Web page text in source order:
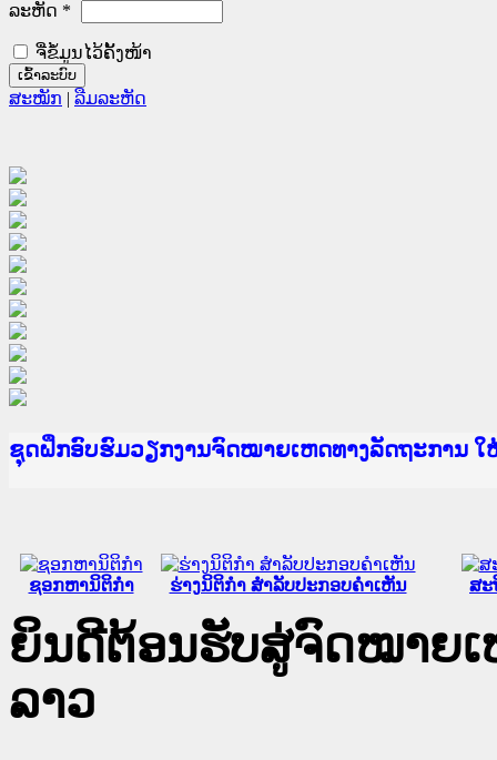
ລະຫັດ *
ຈື່ຂໍ້ມູນໄວ້ຄັ້ງໜ້າ
ສະໝັກ | ລືມລະຫັດ
Ministry of Justice Lao PDR
ເຜີຍແຜ່ວັບໄຊຈົດໝາຍເຫດທາງລັດຖະການ ແລະ ແອັ
ກະຊວງຍຸຕິທຳ
ຊຸດຝຶກອົບຮົມວຽກງານຈົດໝາຍເຫດທາງລັດຖະການ
ກອງປະຊຸມທົບທວນຄືນການຈັດຕັ້ງປະຕິບັດວຽກງານຈົ
ຝຶກອົບຮົມ ຜູ່ປະສານງານວຽກງານຈົດໝາຍເຫດທາງລັ
ຝຶກອົບຮົມ ຜູ່ປະສານງານວຽກງານຈົດໝາຍເຫດທາງລັ
ເຜີຍແຜ່ແອັບກົດໝາຍລາວ ແລະ ເວັບໄຊຈົດໝາຍເຫດ
ເຜີຍແຜ່ແອັບກົດໝາຍລາວ ແລະ ເວັບໄຊຈົດໝາຍເຫດ
ຍົກລະດັບວຽກງານຈົດໝາຍເຫດທາງລັດຖະການໃຫ້ຜູ້
ຊຸດຝຶກອົບຮົມວຽກງານຈົດໝາຍເຫດທາງລັດຖະການ ໃ
ຊອກຫານິຕິກໍາ ຮ່າງນິຕິກໍາ ສໍາລັບປະກອບຄໍາເຫັນ ສະ
ຍິນດີຕ້ອນຮັບສູ່ຈົດໝາຍເ
ລາວ